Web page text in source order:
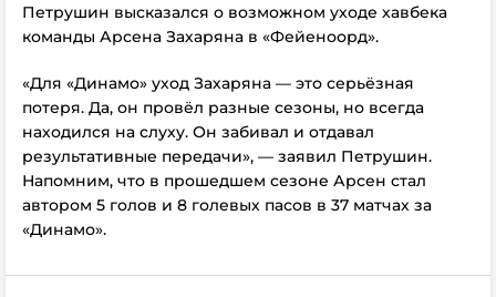
Петрушин высказался о возможном уходе хавбека
команды Арсена Захаряна в «Фейеноорд».
«Для «Динамо» уход Захаряна — это серьёзная
потеря. Да, он провёл разные сезоны, но всегда
находился на слуху. Он забивал и отдавал
результативные передачи», — заявил Петрушин.
Напомним, что в прошедшем сезоне Арсен стал
автором 5 голов и 8 голевых пасов в 37 матчах за
«Динамо».